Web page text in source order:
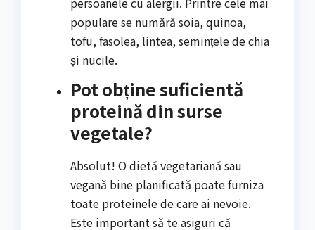
populare se numără soia, quinoa,
tofu, fasolea, lintea, semințele de chia
și nucile.
Pot obține suficientă
proteină din surse
vegetale?
Absolut! O dietă vegetariană sau
vegană bine planificată poate furniza
toate proteinele de care ai nevoie.
Este important să te asiguri că